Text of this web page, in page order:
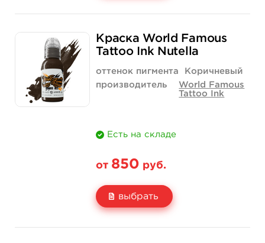
Количество
1 000 руб.
купить
1 500 руб.
купить
Краска World Famous
Tattoo Ink Nutella
оттенок пигмента
Коричневый
производитель
World Famous
Tattoo Ink
Есть на складе
от 850 руб.
выбрать